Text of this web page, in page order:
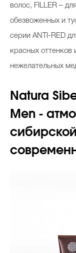
волос, FILLER –
обезвоженных и
серии ANTI-RED
красных оттенков
нежелательных
Natura
Men -